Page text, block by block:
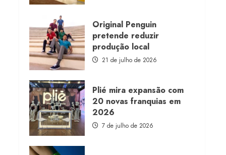
Original Penguin
pretende reduzir
produção local
21 de julho de 2026
Plié mira expansão com
20 novas franquias em
2026
7 de julho de 2026